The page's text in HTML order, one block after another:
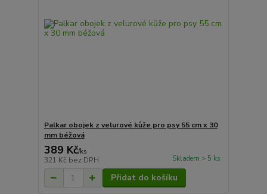
Palkar obojek z velurové kůže pro psy 55 cm x 30
mm béžová
389 Kč/ks
321 Kč bez DPH Skladem > 5 ks
Přidat do košíku